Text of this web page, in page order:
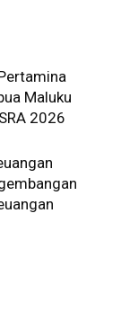
Maluku
2026